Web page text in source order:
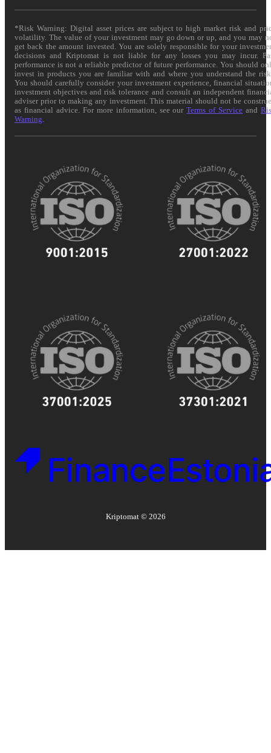
*Risk Warning: Digital asset prices are subject to high market risk and
volatility. The value of your investment may go down or up, and you may
get back the amount invested. You are solely responsible for your
decisions and Kriptomat is not liable for any losses you may incur.
performance is not a reliable predictor of future performance. You should
invest in products you are familiar with and where you understand the
You should carefully consider your investment experience, financial
investment objectives and risk tolerance and consult an independent
adviser prior to making any investment. This material should not be
as financial advice. For more information, see ourTerms of Service and
Warning
Kriptomat © 2026